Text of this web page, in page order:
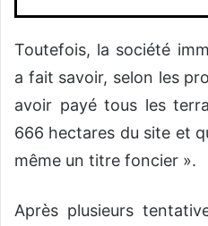
Toutefois, la société
a fait savoir, selon les
avoir payé tous les
666 hectares du site et
même un titre foncier ».
Après plusieurs